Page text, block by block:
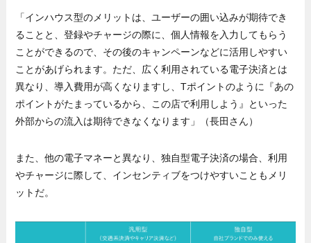
「インハウス型のメリットは、ユーザーの囲い込みが期待でき
ることと、登録やチャージの際に、個人情報を入力してもらう
ことができるので、その後のキャンペーンなどに活用しやすい
ことがあげられます。ただ、広く利用されている電子決済とは
異なり、導入費用が高くなりますし、Tポイントのように『あの
ポイントがたまっているから、この店で利用しよう』といった
外部からの流入は期待できなくなります」（長田さん）
また、他の電子マネーと異なり、独自型電子決済の場合、利用
やチャージに際して、インセンティブをつけやすいこともメリ
ットだ。